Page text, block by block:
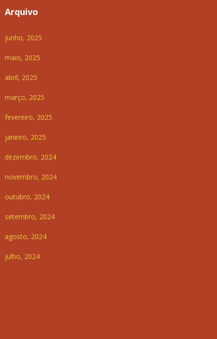
Arquivo
junho, 2025
maio, 2025
abril, 2025
março, 2025
fevereiro, 2025
janeiro, 2025
dezembro, 2024
novembro, 2024
outubro, 2024
setembro, 2024
agosto, 2024
julho, 2024